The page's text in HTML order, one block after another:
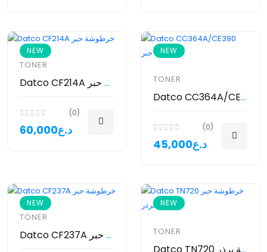
NEW
TONER
Datco CF214A خرطوشة حبر
(0)
60,000د.ع
NEW
TONER
Datco CC364A/CE390 خرطوشة حبر
(0)
45,000د.ع
NEW
TONER
Datco CF237A خرطوشة حبر
NEW
TONER